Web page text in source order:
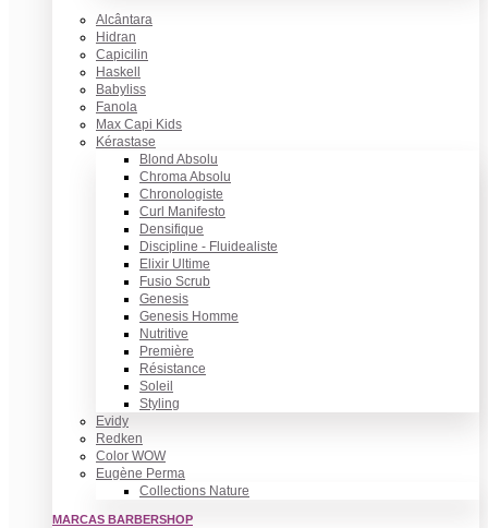
Alcântara
Hidran
Capicilin
Haskell
Babyliss
Fanola
Max Capi Kids
Kérastase
Blond Absolu
Chroma Absolu
Chronologiste
Curl Manifesto
Densifique
Discipline - Fluidealiste
Elixir Ultime
Fusio Scrub
Genesis
Genesis Homme
Nutritive
Première
Résistance
Soleil
Styling
Evidy
Redken
Color WOW
Eugène Perma
Collections Nature
MARCAS BARBERSHOP